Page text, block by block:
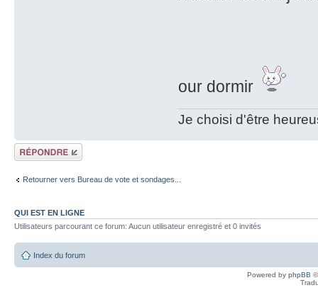
our dormir
Je choisi d'être
Répondre
Retourner vers Bureau de vote et sondages...
QUI EST EN LIGNE
Utilisateurs parcourant ce forum: Aucun utilisateur enregistré et 0 invités
Index du forum
Powered by phpBB